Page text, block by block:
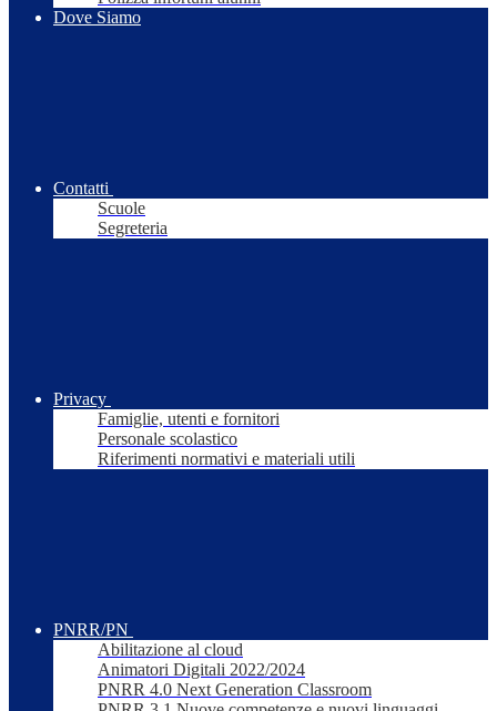
Dove Siamo
Contatti
Scuole
Segreteria
Privacy
Famiglie, utenti e fornitori
Personale scolastico
Riferimenti normativi e materiali utili
PNRR/PN
Abilitazione al cloud
Animatori Digitali 2022/2024
PNRR 4.0 Next Generation Classroom